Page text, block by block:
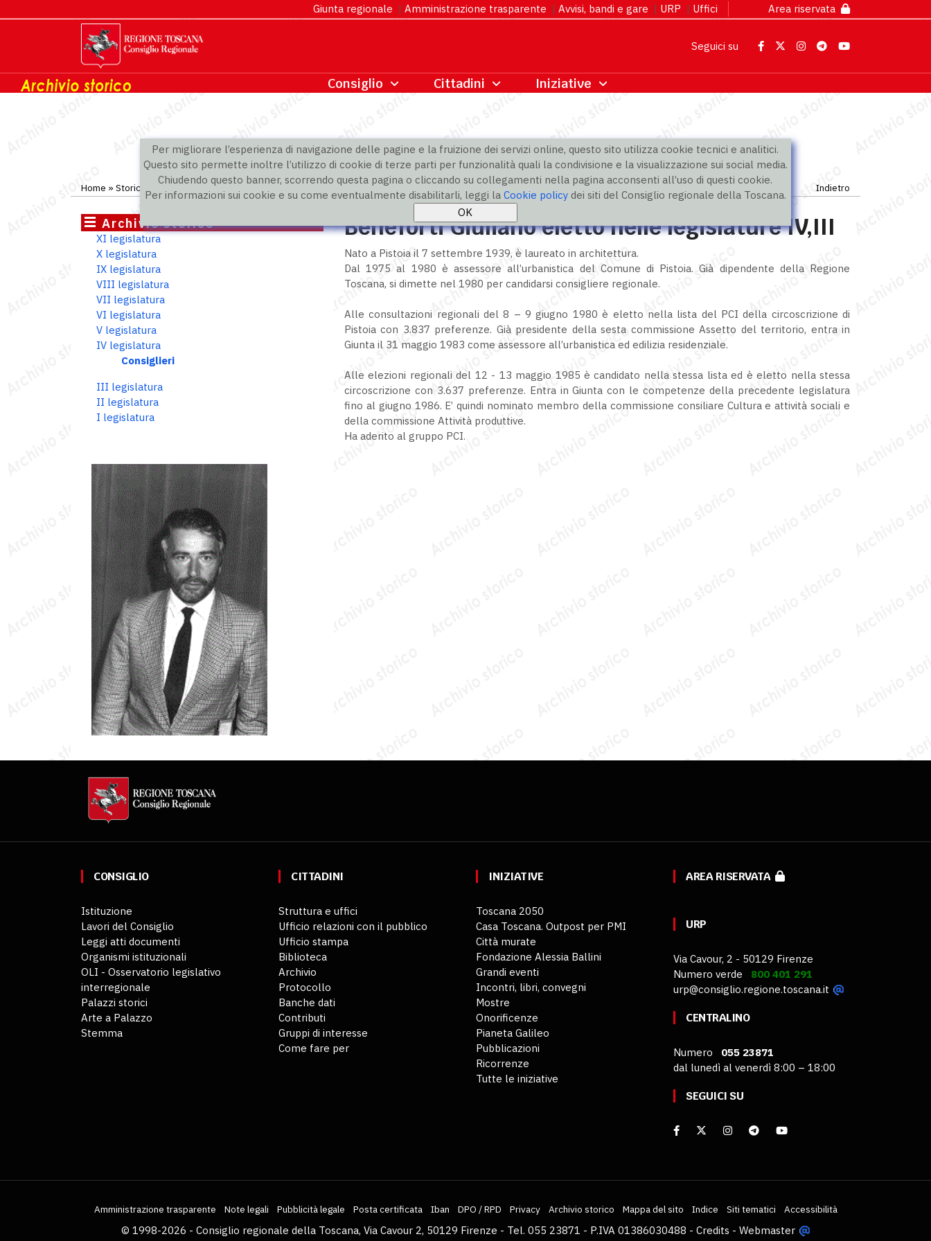
Per migliorare l’esperienza di navigazione delle pagine e la fruizione dei servizi online, questo sito utilizza cookie tecnici e analitici.
Questo sito permette inoltre l’utilizzo di cookie di terze parti per funzionalità quali la condivisione e la visualizzazione sui social media.
Chiudendo questo banner, scorrendo questa pagina o cliccando su collegamenti nella pagina acconsenti all’uso di questi cookie.
Per informazioni sui cookie e su come eventualmente disabilitarli, leggi la Cookie policydei siti del Consiglio regionale della Toscana.
Giunta regionale | Amministrazione trasparente | Avvisi, bandi e gare | URP | Uffici Area riservata
Seguici su
Home » Storico IV legislatura »Consiglieri Indietro
Archivio storico
XI legislatura
X legislatura
IX legislatura
VIII legislatura
VII legislatura
VI legislatura
V legislatura
IV legislatura
Consiglieri
III legislatura
II legislatura
I legislatura
Beneforti Giuliano eletto nelle legislature IV,III
Nato a Pistoia il 7 settembre 1939, è laureato in architettura.
Dal 1975 al 1980 è assessore all’urbanistica del Comune di Pistoia. Già dipendente della Regione
Toscana, si dimette nel 1980 per candidarsi consigliere regionale.
Alle consultazioni regionali del 8 – 9 giugno 1980 è eletto nella lista del PCI della circoscrizione di
Pistoia con 3.837 preferenze. Già presidente della sesta commissione Assetto del territorio, entra in
Giunta il 31 maggio 1983 come assessore all’urbanistica ed edilizia residenziale.
Alle elezioni regionali del 12 - 13 maggio 1985 è candidato nella stessa lista ed è eletto nella stessa
circoscrizione con 3.637 preferenze. Entra in Giunta con le competenze della precedente legislatura
fino al giugno 1986. E’ quindi nominato membro della commissione consiliare Cultura e attività sociali e
della commissione Attività produttive.
Ha aderito al gruppo PCI.
CONSIGLIO
Istituzione
Lavori del Consiglio
Leggi atti documenti
Organismi istituzionali
OLI - Osservatorio legislativo
interregionale
Palazzi storici
Arte a Palazzo
Stemma
CITTADINI
Struttura e uffici
Ufficio relazioni con il pubblico
Ufficio stampa
Biblioteca
Archivio
Protocollo
Banche dati
Contributi
Gruppi di interesse
Come fare per
INIZIATIVE
Toscana 2050
Casa Toscana. Outpost per PMI
Città murate
Fondazione Alessia Ballini
Grandi eventi
Incontri, libri, convegni
Mostre
Onorificenze
Pianeta Galileo
Pubblicazioni
Ricorrenze
Tutte le iniziative
AREA RISERVATA
URP
Via Cavour, 2 - 50129 Firenze
Numero verde 800 401 291
urp@consiglio.regione.toscana.it
CENTRALINO
Numero 055 23871
dal lunedì al venerdì 8:00 – 18:00
SEGUICI SU
Amministrazione trasparente Note legali Pubblicità legale Posta certificata Iban DPO / RPD Privacy Archivio storico Mappa del sito Indice Siti tematici Accessibilità
© 1998-2026 - Consiglio regionale della Toscana, Via Cavour 2, 50129 Firenze - Tel. 055 23871 - P.IVA 01386030488 - Credits - Webmaster